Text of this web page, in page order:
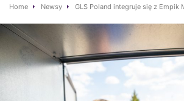
Home Newsy GLS Poland integruje się z Empik